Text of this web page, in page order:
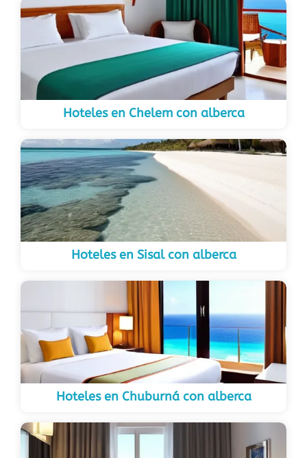
Hoteles en Chelem con alberca
Hoteles en Sisal con alberca
Hoteles en Chuburná con alberca